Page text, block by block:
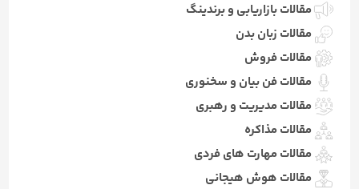
مقالات بازاریابی و برندینگ
مقالات زبان بدن
مقالات فروش
مقالات فن بیان و سخنوری
مقالات مدیریت و رهبری
مقالات مذاکره
مقالات مهارت های فردی
مقالات هوش هیجانی